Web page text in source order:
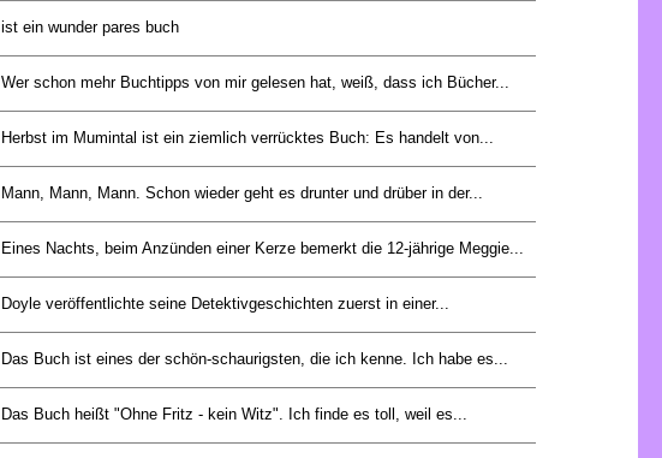
ist ein wunder pares buch
Wer schon mehr Buchtipps von mir gelesen hat, weiß, dass ich Bücher...
Herbst im Mumintal ist ein ziemlich verrücktes Buch: Es handelt von...
Mann, Mann, Mann. Schon wieder geht es drunter und drüber in der...
Eines Nachts, beim Anzünden einer Kerze bemerkt die 12-jährige Meggie...
Doyle veröffentlichte seine Detektivgeschichten zuerst in einer...
Das Buch ist eines der schön-schaurigsten, die ich kenne. Ich habe es...
Das Buch heißt "Ohne Fritz - kein Witz". Ich finde es toll, weil es...